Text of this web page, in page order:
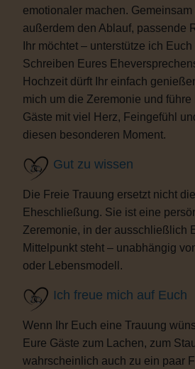
emotionaler machen.
außerdem den Ablauf, passende
Ihr möchtet – unterstütze ich
Schreiben Eures
Hochzeit dürft Ihr einfach
mich um die Zeremonie und führe
Gäste mit viel Herz, Feingefühl
diesen besonderen Moment.
Gut zu wissen
Die Freie Trauung ersetzt nicht
Eheschließung. Sie ist eine
Zeremonie, in der ausschließlich
Mittelpunkt steht – unabhängig
oder Lebensmodell.
Ich freue mich auf Euch
Wenn Ihr Euch eine Trauung
Eure Gäste zum Lachen, zum
wahrscheinlich auch zu ein paar